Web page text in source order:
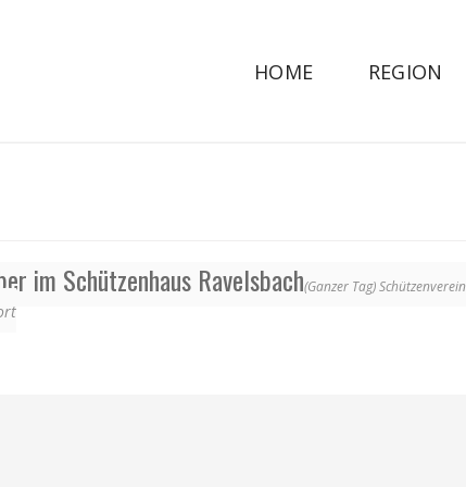
HOME REGION
im Schützenhaus Ravelsbach(Ganzer Tag)Schützenverein